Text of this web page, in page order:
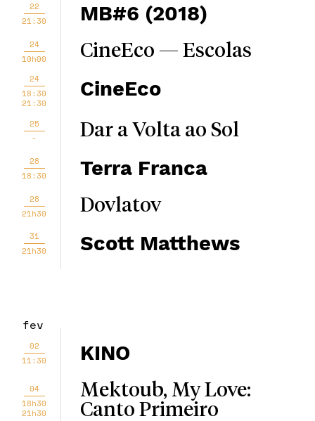
22
21:30
MB#6 (2018)
24
10h00
CineEco — Escolas
24
18:30
21:30
CineEco
25
-
Dar a Volta ao Sol
28
18:30
Terra Franca
28
21h30
Dovlatov
31
21h30
Scott Matthews
fev
02
11:30
KINO
04
18h30
21h30
Mektoub, My Love:
Canto Primeiro